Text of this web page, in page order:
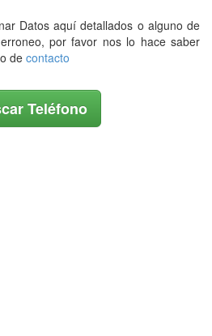
Datos aquí detallados o alguno de
por favor nos lo hace saber
de contacto
Teléfono